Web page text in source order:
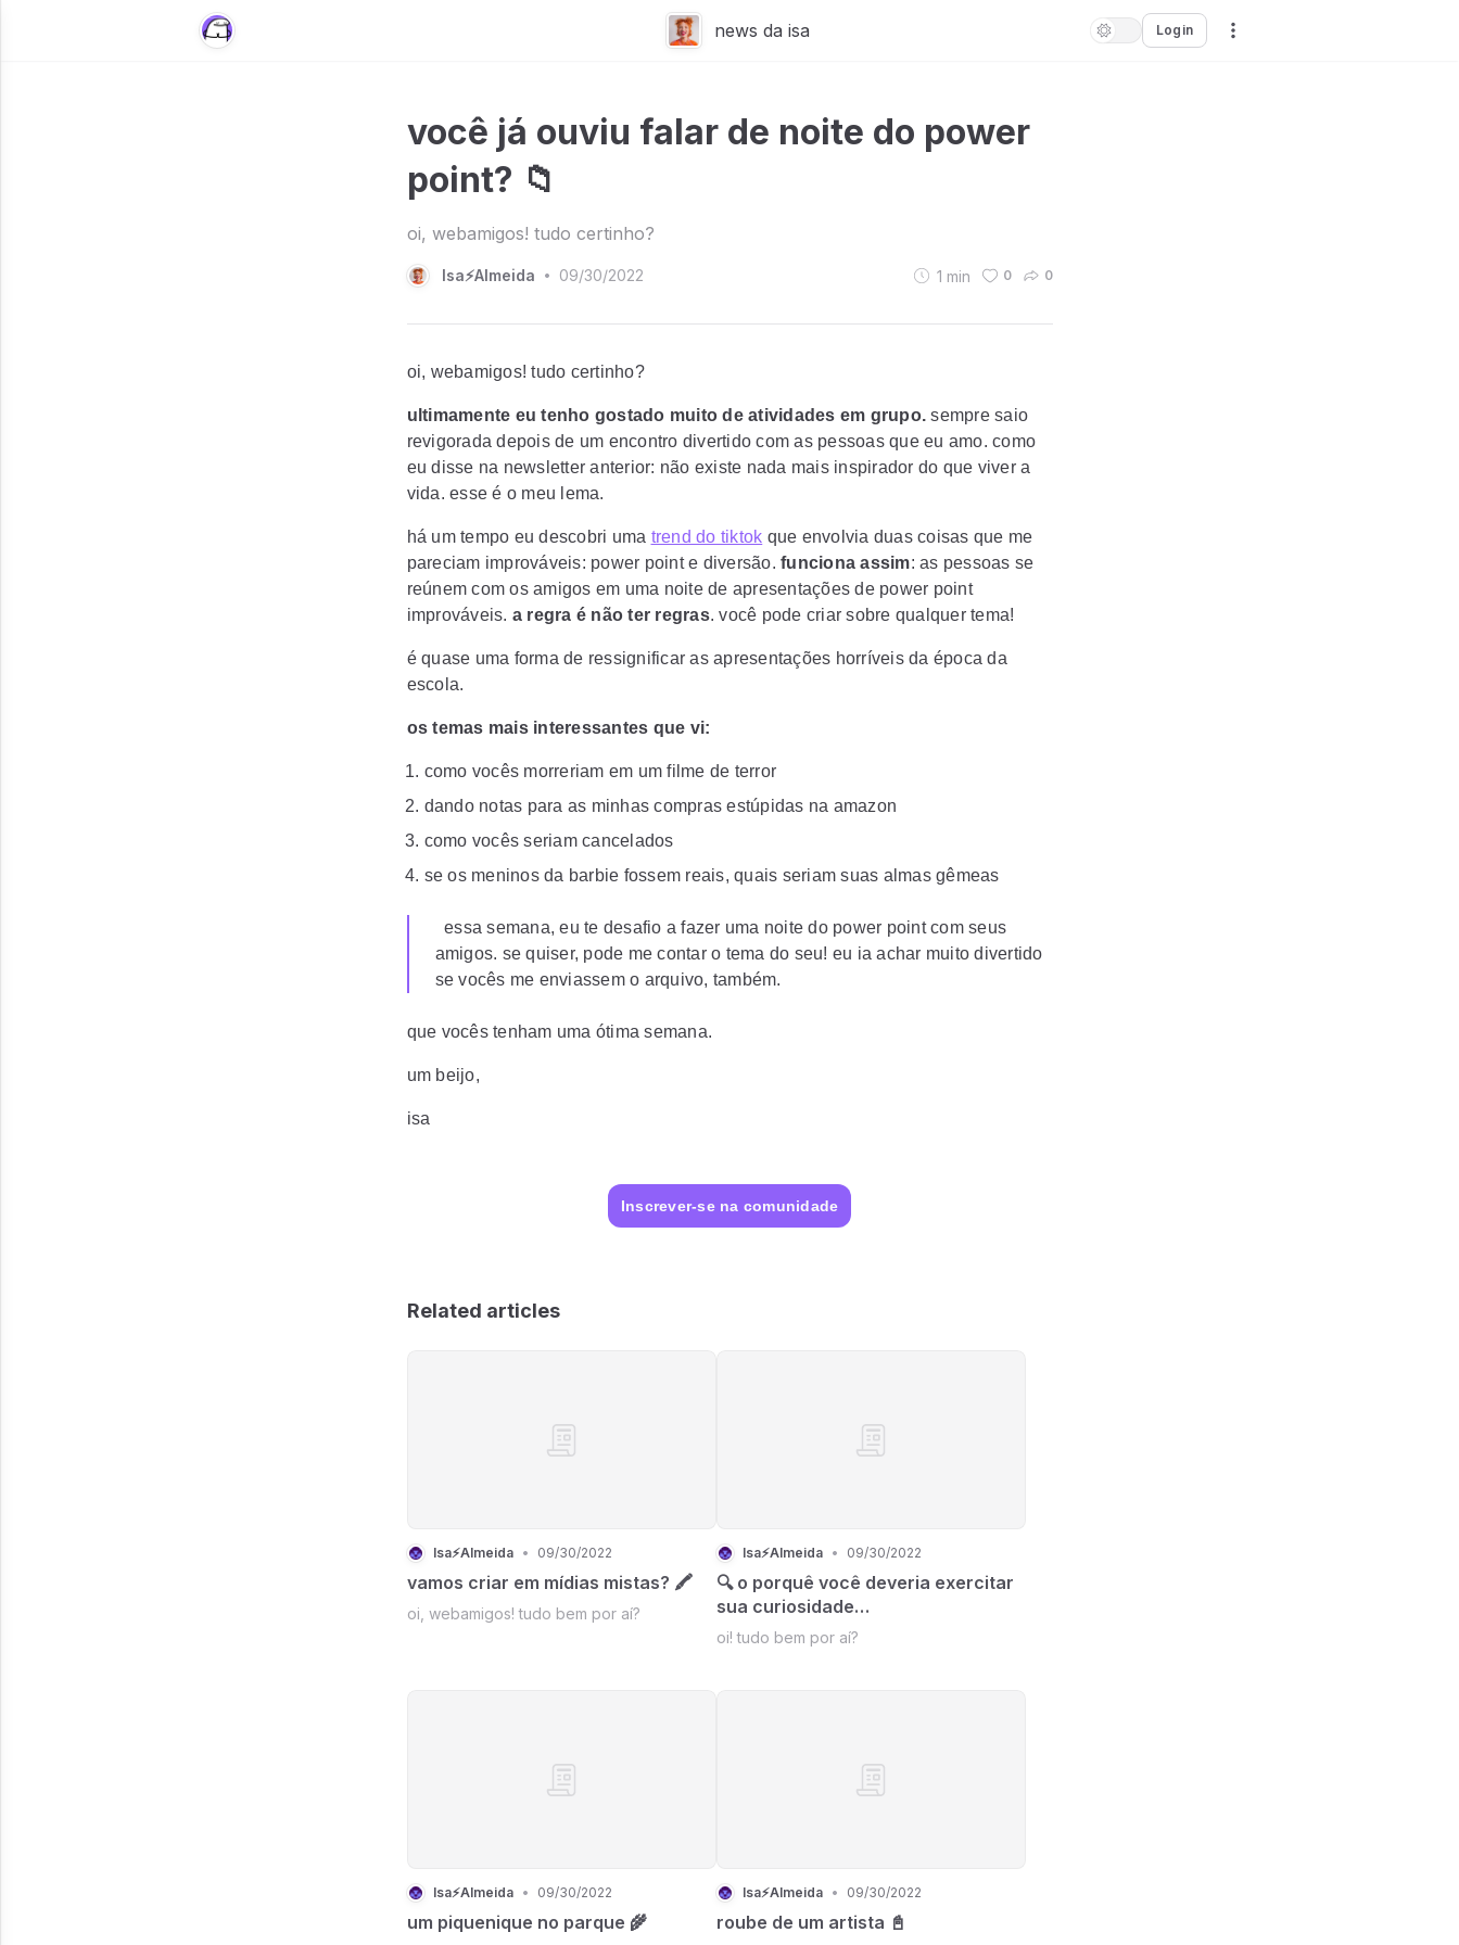
news da isa Login
você já ouviu falar de noite do power
point? 📁
oi, webamigos! tudo certinho?
Isa⚡Almeida • 09/30/2022 1 min 0 0
oi, webamigos! tudo certinho?
ultimamente eu tenho gostado muito de atividades em grupo. sempre saio
revigorada depois de um encontro divertido com as pessoas que eu amo. como
eu disse na newsletter anterior: não existe nada mais inspirador do que viver a
vida. esse é o meu lema.
há um tempo eu descobri uma trend do tiktok que envolvia duas coisas que me
pareciam improváveis: power point e diversão. funciona assim: as pessoas se
reúnem com os amigos em uma noite de apresentações de power point
improváveis. a regra é não ter regras. você pode criar sobre qualquer tema!
é quase uma forma de ressignificar as apresentações horríveis da época da
escola.
os temas mais interessantes que vi:
como vocês morreriam em um filme de terror
dando notas para as minhas compras estúpidas na amazon
como vocês seriam cancelados
se os meninos da barbie fossem reais, quais seriam suas almas gêmeas
essa semana, eu te desafio a fazer uma noite do power point com seus
amigos. se quiser, pode me contar o tema do seu! eu ia achar muito divertido
se vocês me enviassem o arquivo, também.
que vocês tenham uma ótima semana.
um beijo,
isa
Inscrever-se na comunidade
Related articles
Isa⚡Almeida • 09/30/2022
vamos criar em mídias mistas? 🖍
oi, webamigos! tudo bem por aí?
Isa⚡Almeida • 09/30/2022
🔍 o porquê você deveria exercitar
sua curiosidade…
oi! tudo bem por aí?
Isa⚡Almeida • 09/30/2022
um piquenique no parque 🌾
Isa⚡Almeida • 09/30/2022
roube de um artista 📓